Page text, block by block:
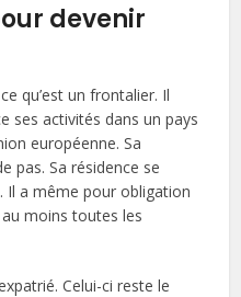
devenir
qu’est un frontalier. Il
ses activités dans un pays
européenne. Sa
pas. Sa résidence se
Il a même pour obligation
moins toutes les
Celui-ci reste le